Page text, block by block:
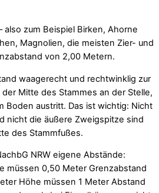
also zum Beispiel Birken, Ahorne
Magnolien, die meisten Zier- und
von 2,00 Metern.
waagerecht und rechtwinklig zur
Mitte des Stammes an der Stelle,
Boden austritt. Das ist wichtig: Nicht
nicht die äußere Zweigspitze sind
des Stammfußes.
NRW eigene Abstände:
müssen 0,50 Meter Grenzabstand
Höhe müssen 1 Meter Abstand